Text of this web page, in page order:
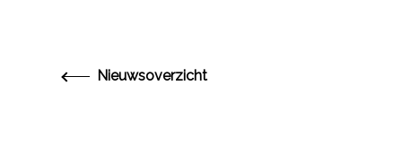
Nieuwsoverzicht